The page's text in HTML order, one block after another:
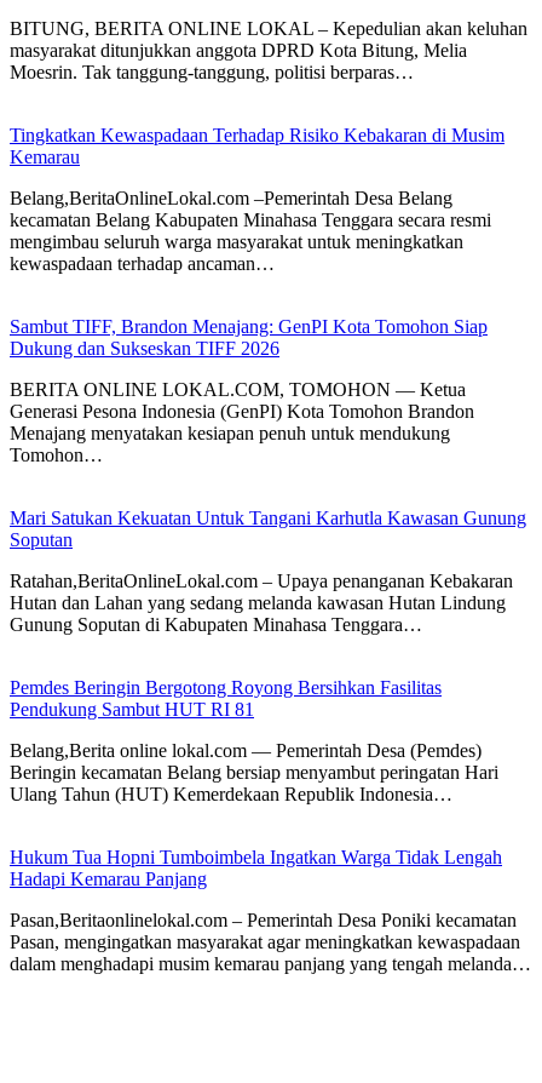
BITUNG, BERITA ONLINE LOKAL – Kepedulian akan keluhan
masyarakat ditunjukkan anggota DPRD Kota Bitung, Melia
Moesrin. Tak tanggung-tanggung, politisi berparas…
Tingkatkan Kewaspadaan Terhadap Risiko Kebakaran di Musim
Kemarau
Belang,BeritaOnlineLokal.com –Pemerintah Desa Belang
kecamatan Belang Kabupaten Minahasa Tenggara secara resmi
mengimbau seluruh warga masyarakat untuk meningkatkan
kewaspadaan terhadap ancaman…
Sambut TIFF, Brandon Menajang: ​GenPI Kota Tomohon Siap
Dukung dan Sukseskan TIFF 2026
BERITA ONLINE LOKAL.COM, TOMOHON — Ketua
Generasi Pesona Indonesia (GenPI) Kota Tomohon Brandon
Menajang menyatakan kesiapan penuh untuk mendukung
Tomohon…
Mari Satukan Kekuatan Untuk Tangani Karhutla Kawasan Gunung
Soputan
Ratahan,BeritaOnlineLokal.com – Upaya penanganan Kebakaran
Hutan dan Lahan yang sedang melanda kawasan Hutan Lindung
Gunung Soputan di Kabupaten Minahasa Tenggara…
Pemdes Beringin Bergotong Royong Bersihkan Fasilitas
Pendukung Sambut HUT RI 81
Belang,Berita online lokal.com — Pemerintah Desa (Pemdes)
Beringin kecamatan Belang bersiap menyambut peringatan Hari
Ulang Tahun (HUT) Kemerdekaan Republik Indonesia…
Hukum Tua Hopni Tumboimbela Ingatkan Warga Tidak Lengah
Hadapi Kemarau Panjang
Pasan,Beritaonlinelokal.com – Pemerintah Desa Poniki kecamatan
Pasan, mengingatkan masyarakat agar meningkatkan kewaspadaan
dalam menghadapi musim kemarau panjang yang tengah melanda…